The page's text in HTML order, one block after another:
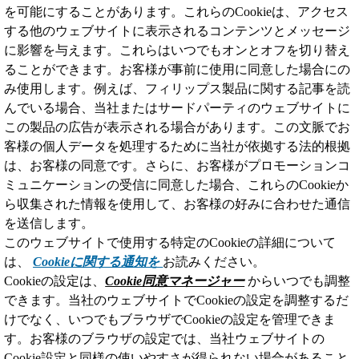
を可能にすることがあります。これらのCookieは、アクセス
する他のウェブサイトに表示されるコンテンツとメッセージ
に影響を与えます。これらはいつでもオンとオフを切り替え
ることができます。お客様が事前に使用に同意した場合にの
み使用します。例えば、フィリップス製品に関する記事を読
んでいる場合、当社またはサードパーティのウェブサイトに
この製品の広告が表示される場合があります。この文脈でお
客様の個人データを処理するために当社が依拠する法的根拠
は、お客様の同意です。さらに、お客様がプロモーションコ
ミュニケーションの受信に同意した場合、これらのCookieか
ら収集された情報を使用して、お客様の好みに合わせた通信
を送信します。
このウェブサイトで使用する特定のCookieの詳細について
は、Cookieに関する通知を お読みください。
Cookieの設定は、Cookie同意マネージャーからいつでも調整
できます。当社のウェブサイトでCookieの設定を調整するだ
けでなく、いつでもブラウザでCookieの設定を管理できま
す。お客様のブラウザの設定では、当社ウェブサイトの